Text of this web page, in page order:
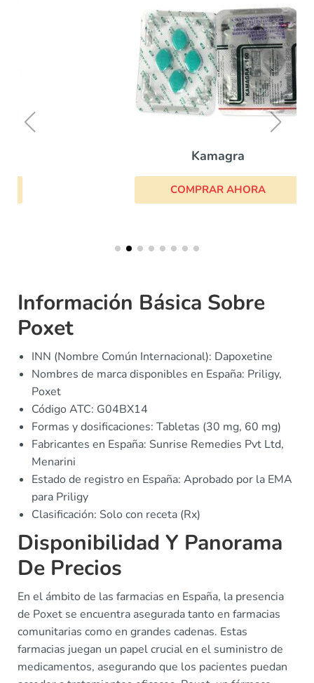
COMPRAR AHORA
Información Básica Sobre
Poxet
INN (Nombre Común Internacional): Dapoxetine
Nombres de marca disponibles en España: Priligy,
Poxet
Código ATC: G04BX14
Formas y dosificaciones: Tabletas (30 mg, 60 mg)
Fabricantes en España: Sunrise Remedies Pvt Ltd,
Menarini
Estado de registro en España: Aprobado por la EMA
para Priligy
Clasificación: Solo con receta (Rx)
Disponibilidad Y Panorama
De Precios
En el ámbito de las farmacias en España, la presencia
de Poxet se encuentra asegurada tanto en farmacias
comunitarias como en grandes cadenas. Estas
farmacias juegan un papel crucial en el suministro de
medicamentos, asegurando que los pacientes puedan